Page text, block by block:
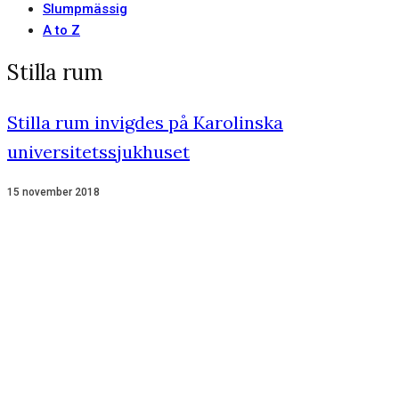
Slumpmässig
A to Z
Stilla rum
Stilla rum invigdes på Karolinska
universitetssjukhuset
15 november 2018